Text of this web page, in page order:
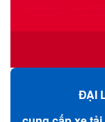
ĐẠI